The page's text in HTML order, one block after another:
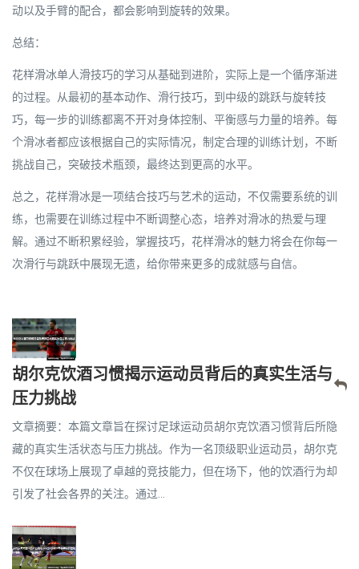
动以及手臂的配合，都会影响到旋转的效果。
总结：
花样滑冰单人滑技巧的学习从基础到进阶，实际上是一个循序渐进
的过程。从最初的基本动作、滑行技巧，到中级的跳跃与旋转技
巧，每一步的训练都离不开对身体控制、平衡感与力量的培养。每
个滑冰者都应该根据自己的实际情况，制定合理的训练计划，不断
挑战自己，突破技术瓶颈，最终达到更高的水平。
总之，花样滑冰是一项结合技巧与艺术的运动，不仅需要系统的训
练，也需要在训练过程中不断调整心态，培养对滑冰的热爱与理
解。通过不断积累经验，掌握技巧，花样滑冰的魅力将会在你每一
次滑行与跳跃中展现无遗，给你带来更多的成就感与自信。
胡尔克饮酒习惯揭示运动员背后的真实生活与
压力挑战
文章摘要：本篇文章旨在探讨足球运动员胡尔克饮酒习惯背后所隐
藏的真实生活状态与压力挑战。作为一名顶级职业运动员，胡尔克
不仅在球场上展现了卓越的竞技能力，但在场下，他的饮酒行为却
引发了社会各界的关注。通过...